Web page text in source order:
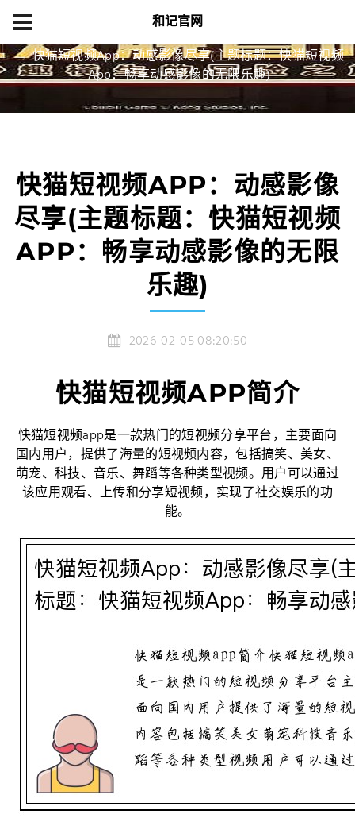
和记官网
快猫短视频App：动感影像尽享(主题标题：快猫短视频
App：畅享动感影像的无限乐趣)
快猫短视频APP：动感影像
尽享(主题标题：快猫短视频
APP：畅享动感影像的无限
乐趣)
2026-02-05 08:20:50
快猫短视频APP简介
快猫短视频app是一款热门的短视频分享平台，主要面向
国内用户，提供了海量的短视频内容，包括搞笑、美女、
萌宠、科技、音乐、舞蹈等各种类型视频。用户可以通过
该应用观看、上传和分享短视频，实现了社交娱乐的功
能。